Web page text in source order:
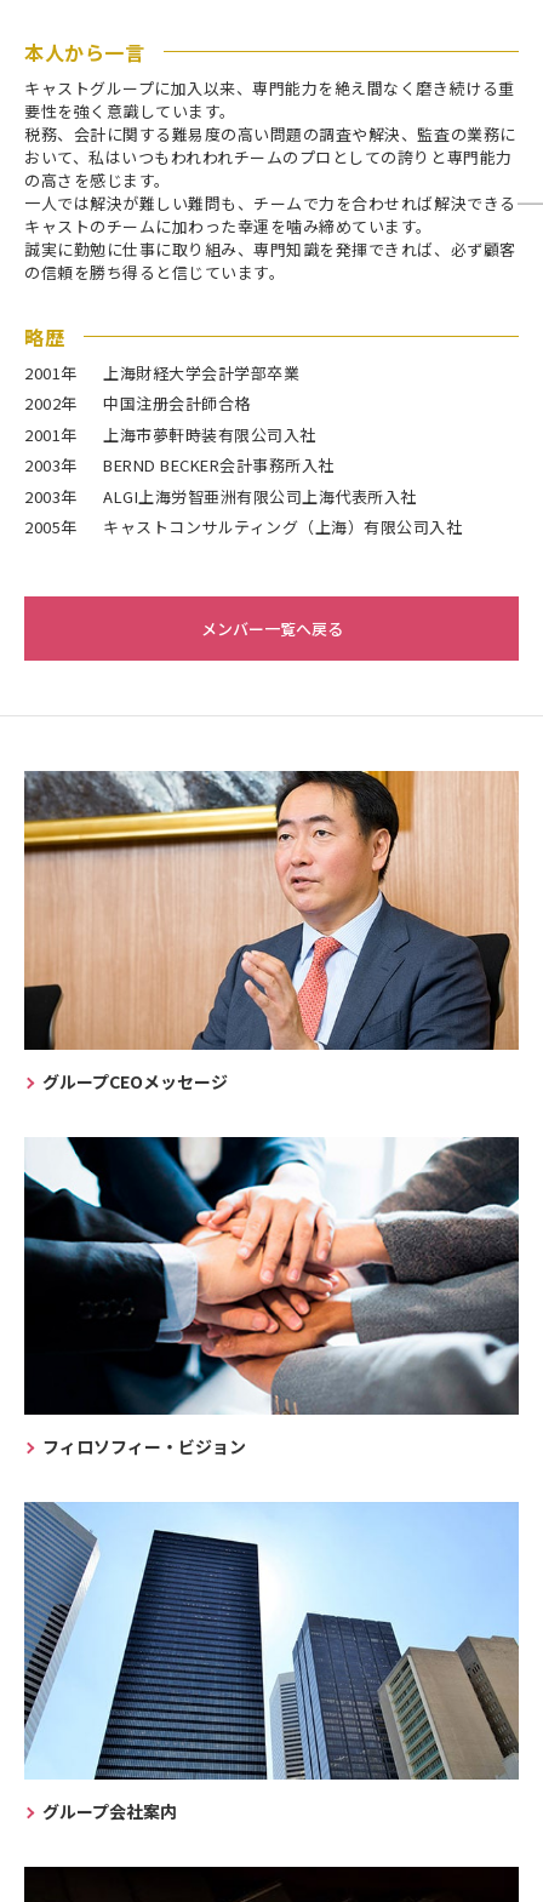
本人から一言
キャストグループに加入以来、専門能力を絶え間なく磨き続ける重
要性を強く意識しています。
税務、会計に関する難易度の高い問題の調査や解決、監査の業務に
おいて、私はいつもわれわれチームのプロとしての誇りと専門能力
の高さを感じます。
一人では解決が難しい難問も、チームで力を合わせれば解決できる――
キャストのチームに加わった幸運を噛み締めています。
誠実に勤勉に仕事に取り組み、専門知識を発揮できれば、必ず顧客
の信頼を勝ち得ると信じています。
略歴
2001年
上海財経大学会計学部卒業
2002年
中国注册会計師合格
2001年
上海市夢軒時装有限公司入社
2003年
BERND BECKER会計事務所入社
2003年
ALGI上海労智亜洲有限公司上海代表所入社
2005年
キャストコンサルティング（上海）有限公司入社
メンバー一覧へ戻る
グループCEOメッセージ
フィロソフィー・ビジョン
グループ会社案内